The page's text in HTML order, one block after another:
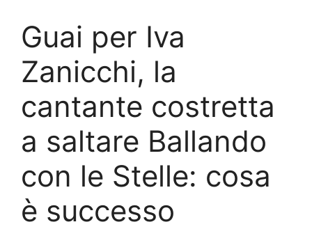
Guai per Iva
Zanicchi, la
cantante costretta
a saltare Ballando
con le Stelle: cosa
è successo